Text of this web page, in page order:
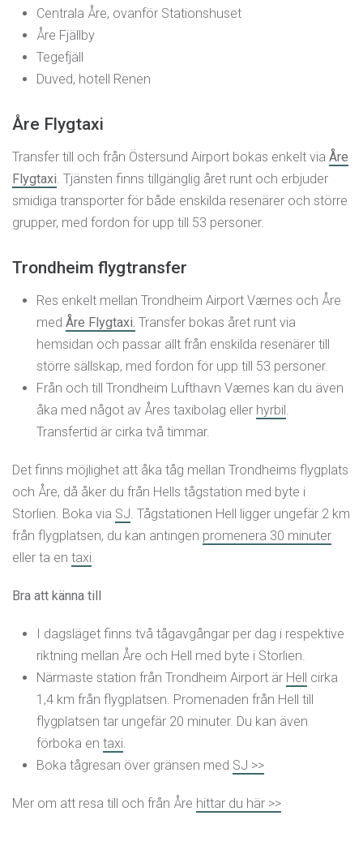
Centrala Åre, ovanför Stationshuset
Åre Fjällby
Tegefjäll
Duved, hotell Renen
Åre Flygtaxi
Transfer till och från Östersund Airport bokas enkelt via Åre
Flygtaxi. Tjänsten finns tillgänglig året runt och erbjuder
smidiga transporter för både enskilda resenärer och större
grupper, med fordon för upp till 53 personer.
Trondheim flygtransfer
Res enkelt mellan Trondheim Airport Værnes och Åre
med Åre Flygtaxi. Transfer bokas året runt via
hemsidan och passar allt från enskilda resenärer till
större sällskap, med fordon för upp till 53 personer.
Från och till Trondheim Lufthavn Værnes kan du även
åka med något av Åres taxibolag eller hyrbil.
Transfertid är cirka två timmar.
Det finns möjlighet att åka tåg mellan Trondheims flygplats
och Åre, då åker du från Hells tågstation med byte i
Storlien. Boka via SJ. Tågstationen Hell ligger ungefär 2 km
från flygplatsen, du kan antingen promenera 30 minuter
eller ta en taxi.
Bra att känna till
I dagsläget finns två tågavgångar per dag i respektive
riktning mellan Åre och Hell med byte i Storlien.
Närmaste station från Trondheim Airport är Hell cirka
1,4 km från flygplatsen. Promenaden från Hell till
flygplatsen tar ungefär 20 minuter. Du kan även
förboka en taxi.
Boka tågresan över gränsen med SJ >>
Mer om att resa till och från Åre hittar du här >>